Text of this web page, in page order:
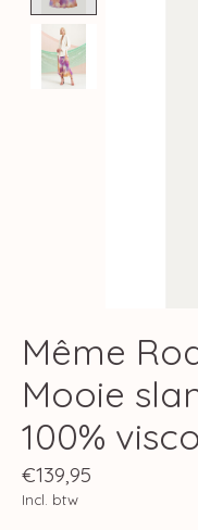
Même
Mooie
100%
€139,95
Incl. btw